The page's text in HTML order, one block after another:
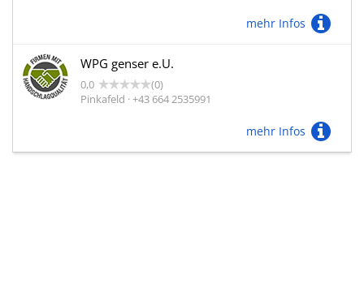
mehr Infos
WPG genser e.U.
0,0
(0)
Pinkafeld · +43 664 2535991
mehr Infos